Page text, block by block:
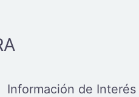
Información de Interés